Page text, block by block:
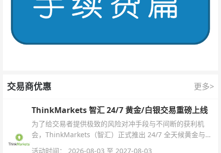
交易商优惠 更多>
ThinkMarkets 智汇 24/7 黄金/白银交易重磅上线
为了给交易者提供极致的风险对冲手段与不间断的获利机
会，ThinkMarkets（智汇）正式推出 24/7 全天候黄金与白
活动时间： 2026-08-03 至 2027-08-03